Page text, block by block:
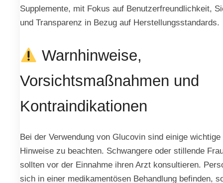
Supplemente, mit Fokus auf Benutzerfreundlichkeit,
und Transparenz in Bezug auf Herstellungsstandards.
Warnhinweise,
Vorsichtsmaßnahmen und
Kontraindikationen
Bei der Verwendung von Glucovin sind einige wichtige
Hinweise zu beachten. Schwangere oder stillende
sollten vor der Einnahme ihren Arzt konsultieren.
sich in einer medikamentösen Behandlung befinden,